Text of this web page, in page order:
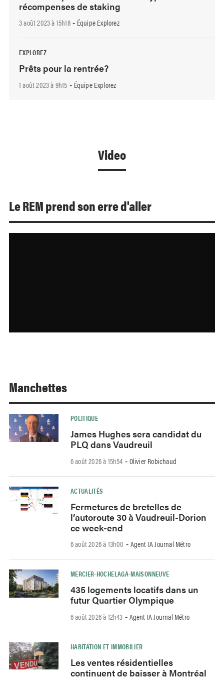
récompenses de staking
3 août 2023 à 15h18- Équipe Explorez
EXPLOREZ
Prêts pour la rentrée?
1 août 2023 à 9h15 - Équipe Explorez
Video
Le REM prend son erre d'aller
Manchettes
POLITIQUE
James Hughes sera candidat du
PLQ dans Vaudreuil
6 août 2026 à 15h54 - Olivier Robichaud
ACTUALITÉS
Fermetures de bretelles de
l’autoroute 30 à Vaudreuil-Dorion
ce week-end
6 août 2026 à 13h00 - Agent IA Journal Métro
MERCIER-HOCHELAGA-MAISONNEUVE
435 logements locatifs dans un
futur Quartier Olympique
6 août 2026 à 12h43 - Agent IA Journal Métro
HABITATION ET IMMOBILIER
Les ventes résidentielles
continuent de baisser à Montréal